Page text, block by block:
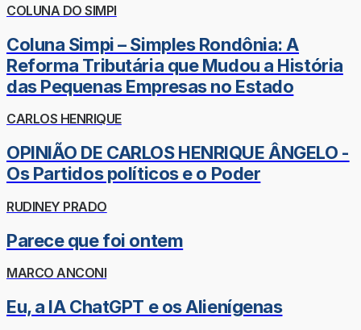
COLUNA DO SIMPI
Coluna Simpi – Simples Rondônia: A
Reforma Tributária que Mudou a História
das Pequenas Empresas no Estado
CARLOS HENRIQUE
OPINIÃO DE CARLOS HENRIQUE ÂNGELO -
Os Partidos políticos e o Poder
RUDINEY PRADO
Parece que foi ontem
MARCO ANCONI
Eu, a IA ChatGPT e os Alienígenas